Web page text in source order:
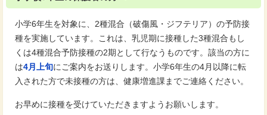
小学6年生を対象に、2種混合（破傷風・ジフテリア）の予防接
種を実施しています。これは、乳児期に接種した3種混合もし
くは4種混合予防接種の2期として行なうものです。該当の方に
は4月上旬にご案内をお送りします。小学6年生の4月以降に転
入された方で未接種の方は、健康増進課までご連絡ください。
お早めに接種を受けていただきますようお願いします。